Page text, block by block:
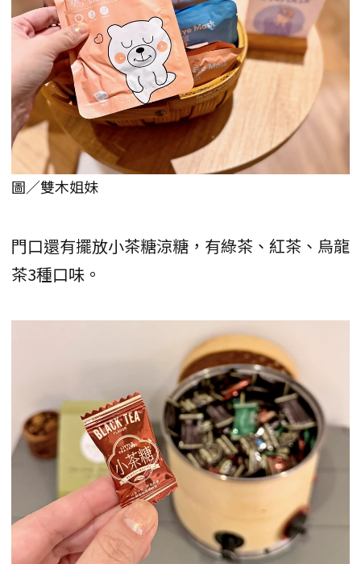
圖／雙木姐妹
門口還有擺放小茶糖涼糖，有綠茶、紅茶、烏龍
茶3種口味。